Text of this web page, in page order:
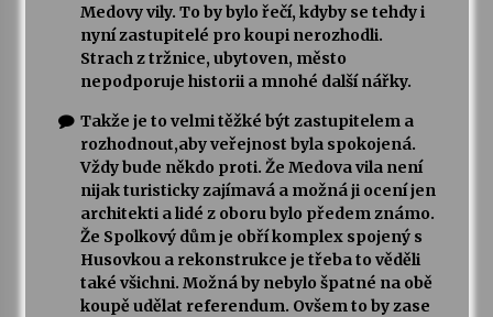
Medovy vily. To by bylo řečí, kdyby se tehdy i
nyní zastupitelé pro koupi nerozhodli.
Strach z tržnice, ubytoven, město
nepodporuje historii a mnohé další nářky.
Takže je to velmi těžké být zastupitelem a
rozhodnout,aby veřejnost byla spokojená.
Vždy bude někdo proti. Že Medova vila není
nijak turisticky zajímavá a možná ji ocení jen
architekti a lidé z oboru bylo předem známo.
Že Spolkový dům je obří komplex spojený s
Husovkou a rekonstrukce je třeba to věděli
také všichni. Možná by nebylo špatné na obě
koupě udělat referendum. Ovšem to by zase